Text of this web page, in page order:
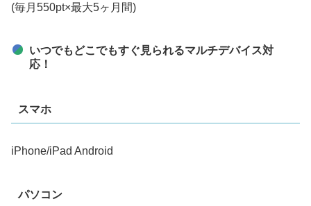
(毎月550pt×最大5ヶ月間)
いつでもどこでもすぐ見られるマルチデバイス対
応！
スマホ
iPhone/iPad Android
パソコン